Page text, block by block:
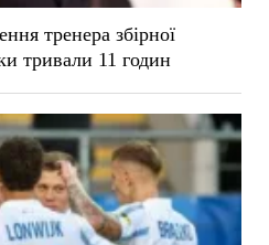
тренера збірної
тривали 11 годин